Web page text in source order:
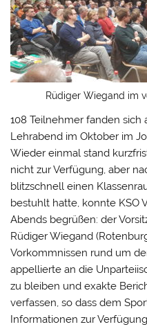
Rüdiger Wiegand im
108 Teilnehmer fanden sich
Lehrabend im Oktober im
Wieder einmal stand
nicht zur Verfügung, aber
blitzschnell einen
bestuhlt hatte, konnte KSO
Abends begrüßen: der
Rüdiger Wiegand
Vorkommnissen rund um
appellierte an die
zu bleiben und exakte
verfassen, so dass dem
Informationen zur